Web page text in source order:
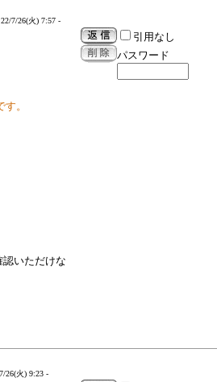
7/26(火) 7:57 -
。
いただけな
引用なし
パスワード
26(火) 9:23 -